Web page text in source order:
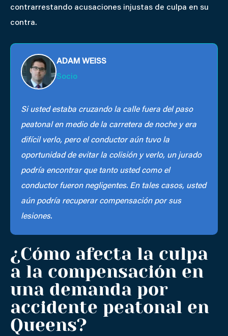
contrarrestando acusaciones injustas de culpa en su
contra.
ADAM WEISS
Socio
Si usted estaba cruzando la calle fuera del paso
peatonal en medio de la carretera de noche y era
difícil verlo, pero el conductor aún tuvo la
oportunidad de evitar la colisión y verlo, un jurado
podría encontrar que tanto usted como el
conductor fueron negligentes. En tales casos, usted
aún podría recuperar compensación por sus
lesiones.
¿Cómo afecta la culpa
a la compensación en
una demanda por
accidente peatonal en
Queens?